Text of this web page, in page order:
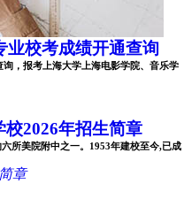
业校考成绩开通查询
询，报考上海大学上海电影学院、音乐学
2026年招生简章
所美院附中之一。1953年建校至今,已成
章